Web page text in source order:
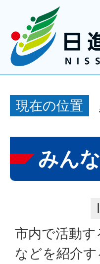
現在の位置
みん
市内で活動
などを紹介